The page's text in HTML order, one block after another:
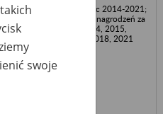
Listy plac 2014-2021;
karty wynagrodzeń za
lata 2014, 2015,
2017, 2018, 2021
swoje